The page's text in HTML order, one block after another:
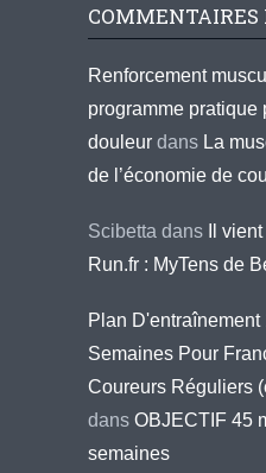
COMMENTAIRES
Renforcement
programme pratique
douleur dans La
de l’économie de
Scibetta dans
Il
Run.fr : MyTens de
Plan
Semaines Pour
Coureurs Réguliers
dans OBJECTIF 45
semaines